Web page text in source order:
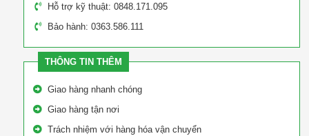
Hỗ trợ kỹ thuật: 0848.171.095
Bảo hành: 0363.586.111
THÔNG TIN THÊM
Giao hàng nhanh chóng
Giao hàng tận nơi
Trách nhiệm với hàng hóa vận chuyển